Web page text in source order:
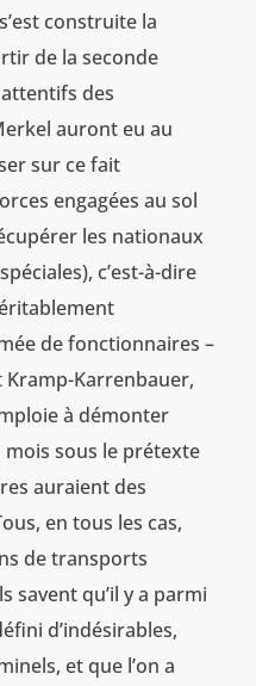
construite la
de la seconde
des
auront eu au
sur ce fait
engagées au sol
les nationaux
c’est-à-dire
de fonctionnaires –
Kramp-Karrenbauer,
à démonter
mois sous le prétexte
auraient des
en tous les cas,
de transports
savent qu’il y a parmi
d’indésirables,
et que l’on a